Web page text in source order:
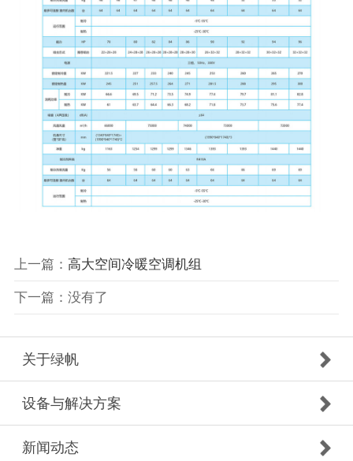
上一篇： 高大空间冷暖空调机组
下一篇：没有了
关于绿帆
设备与解决方案
新闻动态